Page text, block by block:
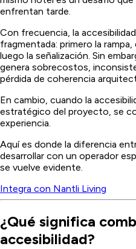
enfrentan tarde.
Con frecuencia, la
fragmentada: primero la
luego la señalización. Sin
genera sobrecostos,
pérdida de coherencia
En cambio, cuando la
estratégico del proyecto, se
experiencia.
Aquí es donde la diferencia
desarrollar con un operador
se vuelve evidente.
Integra con Nantli Living
¿Qué significa
accesibilidad?